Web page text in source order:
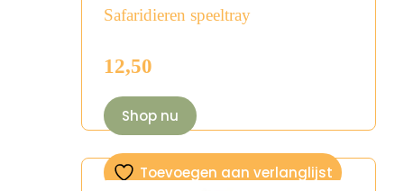
Safaridieren speeltray
12,50
Shop nu
Toevoegen aan verlanglijst